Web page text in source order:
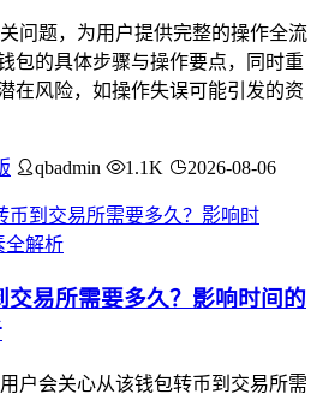
问题，为用户提供完整的操作全流
包的具体步骤与操作要点，同时重
在风险，如操作失误可能引发的资
qbadmin 1.1K 2026-08-06
交易所需要多久？影响时间的
户会关心从该钱包转币到交易所需